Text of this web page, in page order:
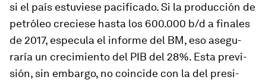
si el país es­tu­viese pa­ci­fi­cado. Si la pro­duc­ción de
pe­tróleo cre­ciese hasta los 600.000 b/d a fi­nales
de 2017, es­pe­cula el in­forme del BM, eso ase­gu­
raría un cre­ci­miento del PIB del 28%. Esta pre­vi­
sión, sin em­bargo, no coin­cide con la del pre­si­